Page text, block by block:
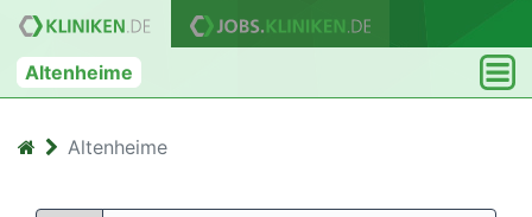
Altenheime
Altenheime